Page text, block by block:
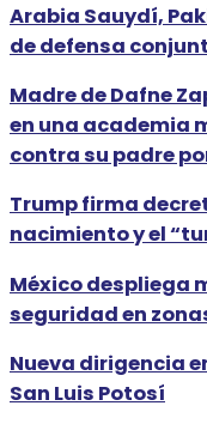
Arabia Sauydí,
de defensa
Madre de Dafne
en una academia
contra su padre
Trump firma
nacimiento y el
México despliega
seguridad en
Nueva dirigencia
San Luis Potosí